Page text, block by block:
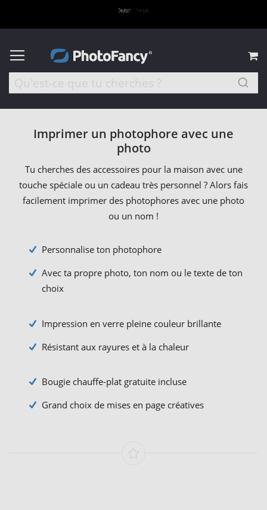
Imprimer un photophore avec une
photo
Tu cherches des accessoires pour la maison avec une
touche spéciale ou un cadeau très personnel ? Alors fais
facilement imprimer des photophores avec une photo
ou un nom !
Personnalise ton photophore
Avec ta propre photo, ton nom ou le texte de ton
choix
Impression en verre pleine couleur brillante
Résistant aux rayures et à la chaleur
Bougie chauffe-plat gratuite incluse
Grand choix de mises en page créatives